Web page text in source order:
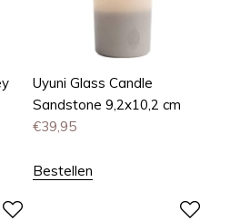
Uyuni Glass Candle
Sandstone 9,2x10,2 cm
€39,95
Bestellen